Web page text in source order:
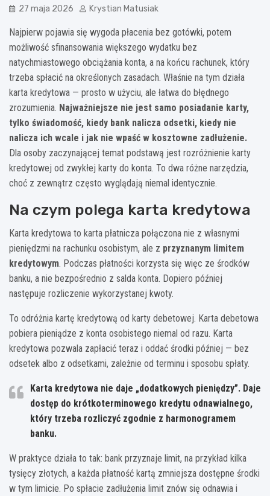
27 maja 2026 Krystian Matusiak
Najpierw pojawia się wygoda płacenia bez gotówki, potem
możliwość sfinansowania większego wydatku bez
natychmiastowego obciążania konta, a na końcu rachunek, który
trzeba spłacić na określonych zasadach. Właśnie na tym działa
karta kredytowa — prosto w użyciu, ale łatwa do błędnego
zrozumienia. Najważniejsze nie jest samo posiadanie karty,
tylko świadomość, kiedy bank nalicza odsetki, kiedy nie
nalicza ich wcale i jak nie wpaść w kosztowne zadłużenie.
Dla osoby zaczynającej temat podstawą jest rozróżnienie karty
kredytowej od zwykłej karty do konta. To dwa różne narzędzia,
choć z zewnątrz często wyglądają niemal identycznie.
Na czym polega karta kredytowa
Karta kredytowa to karta płatnicza połączona nie z własnymi
pieniędzmi na rachunku osobistym, ale z przyznanym limitem
kredytowym. Podczas płatności korzysta się więc ze środków
banku, a nie bezpośrednio z salda konta. Dopiero później
następuje rozliczenie wykorzystanej kwoty.
To odróżnia kartę kredytową od karty debetowej. Karta debetowa
pobiera pieniądze z konta osobistego niemal od razu. Karta
kredytowa pozwala zapłacić teraz i oddać środki później — bez
odsetek albo z odsetkami, zależnie od terminu i sposobu spłaty.
Karta kredytowa nie daje „dodatkowych pieniędzy”. Daje
dostęp do krótkoterminowego kredytu odnawialnego,
który trzeba rozliczyć zgodnie z harmonogramem
banku.
W praktyce działa to tak: bank przyznaje limit, na przykład kilka
tysięcy złotych, a każda płatność kartą zmniejsza dostępne środki
w tym limicie. Po spłacie zadłużenia limit znów się odnawia i